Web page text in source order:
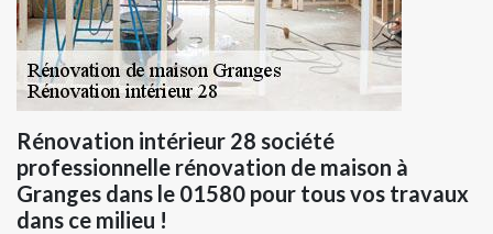
Rénovation intérieur 28 société
professionnelle rénovation de maison à
Granges dans le 01580 pour tous vos travaux
dans ce milieu !